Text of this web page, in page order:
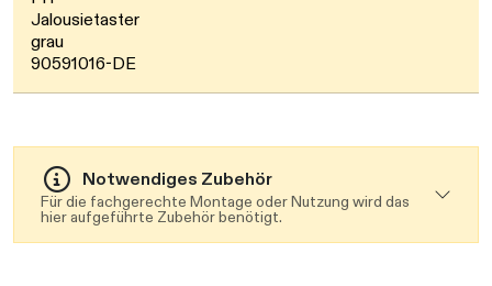
Jalousietaster
grau
90591016-DE
Daten werden geladen. Bitte warten...
Notwendiges Zubehör
Für die fachgerechte Montage oder Nutzung wird das
hier aufgeführte Zubehör benötigt.